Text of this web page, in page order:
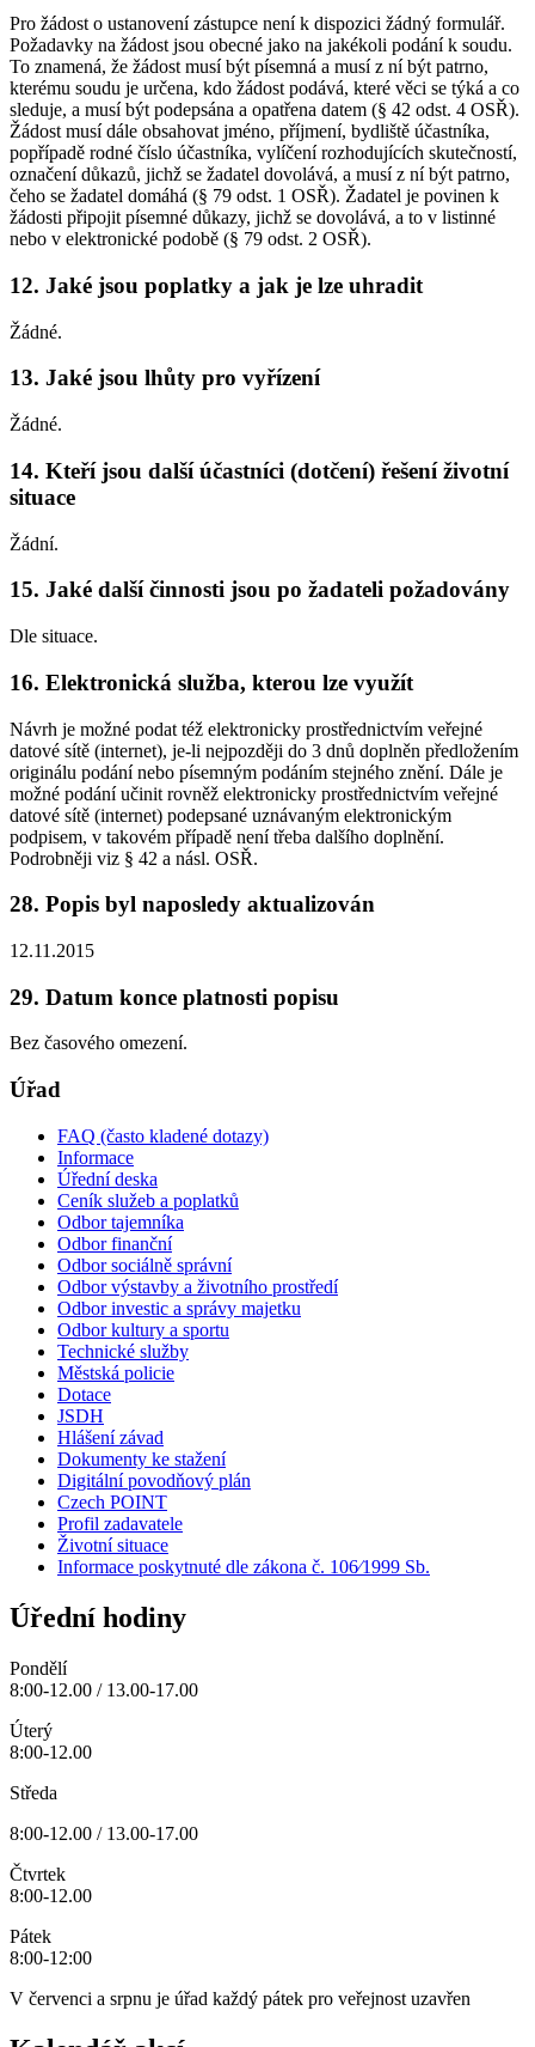
Pro žádost o ustanovení zástupce není k dispozici žádný formulář.
Požadavky na žádost jsou obecné jako na jakékoli podání k soudu.
To znamená, že žádost musí být písemná a musí z ní být patrno,
kterému soudu je určena, kdo žádost podává, které věci se týká a co
sleduje, a musí být podepsána a opatřena datem (§ 42 odst. 4 OSŘ).
Žádost musí dále obsahovat jméno, příjmení, bydliště účastníka,
popřípadě rodné číslo účastníka, vylíčení rozhodujících skutečností,
označení důkazů, jichž se žadatel dovolává, a musí z ní být patrno,
čeho se žadatel domáhá (§ 79 odst. 1 OSŘ). Žadatel je povinen k
žádosti připojit písemné důkazy, jichž se dovolává, a to v listinné
nebo v elektronické podobě (§ 79 odst. 2 OSŘ).
12. Jaké jsou poplatky a jak je lze uhradit
Žádné.
13. Jaké jsou lhůty pro vyřízení
Žádné.
14. Kteří jsou další účastníci (dotčení) řešení životní
situace
Žádní.
15. Jaké další činnosti jsou po žadateli požadovány
Dle situace.
16. Elektronická služba, kterou lze využít
Návrh je možné podat též elektronicky prostřednictvím veřejné
datové sítě (internet), je-li nejpozději do 3 dnů doplněn předložením
originálu podání nebo písemným podáním stejného znění. Dále je
možné podání učinit rovněž elektronicky prostřednictvím veřejné
datové sítě (internet) podepsané uznávaným elektronickým
podpisem, v takovém případě není třeba dalšího doplnění.
Podrobněji viz § 42 a násl. OSŘ.
28. Popis byl naposledy aktualizován
12.11.2015
29. Datum konce platnosti popisu
Bez časového omezení.
Úřad
FAQ (často kladené dotazy)
Informace
Úřední deska
Ceník služeb a poplatků
Odbor tajemníka
Odbor finanční
Odbor sociálně správní
Odbor výstavby a životního prostředí
Odbor investic a správy majetku
Odbor kultury a sportu
Technické služby
Městská policie
Dotace
JSDH
Hlášení závad
Dokumenty ke stažení
Digitální povodňový plán
Czech POINT
Profil zadavatele
Životní situace
Informace poskytnuté dle zákona č. 106⁄1999 Sb.
Úřední hodiny
Pondělí
8:00-12.00 / 13.00-17.00
Úterý
8:00-12.00
Středa
8:00-12.00 / 13.00-17.00
Čtvrtek
8:00-12.00
Pátek
8:00-12:00
V červenci a srpnu je úřad každý pátek pro veřejnost uzavřen